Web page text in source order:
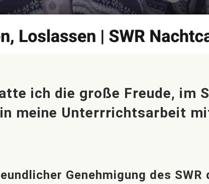
ich die große Freude, im
meine Unterrrichtsarbeit
Genehmigung des SWR